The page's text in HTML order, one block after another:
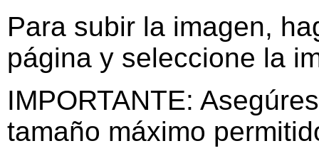
Para subir la imagen,
página y seleccione la
IMPORTANTE:
tamaño máximo